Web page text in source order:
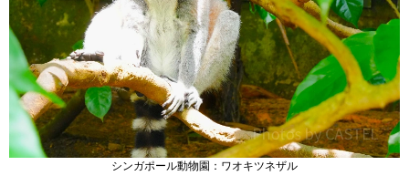
シンガポール動物園：ワオキツネザル